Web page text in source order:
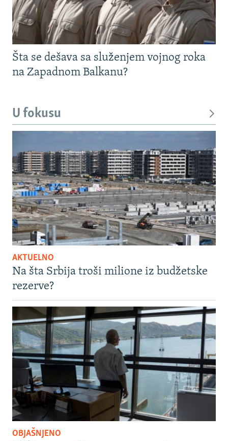
Šta se dešava sa služenjem vojnog roka
na Zapadnom Balkanu?
U fokusu
AKTUELNO
Na šta Srbija troši milione iz budžetske
rezerve?
OBJAŠNJENO